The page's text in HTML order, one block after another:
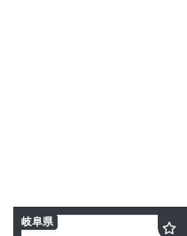
岐阜県